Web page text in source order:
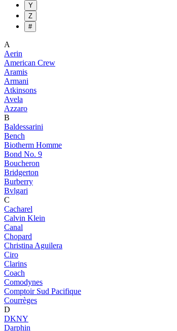
Y
Z
#
A
Aerin
American Crew
Aramis
Armani
Atkinsons
Avela
Azzaro
B
Baldessarini
Bench
Biotherm Homme
Bond No. 9
Boucheron
Bridgerton
Burberry
Bvlgari
C
Cacharel
Calvin Klein
Canal
Chopard
Christina Aguilera
Ciro
Clarins
Coach
Comodynes
Comptoir Sud Pacifique
Courrèges
D
DKNY
Darphin